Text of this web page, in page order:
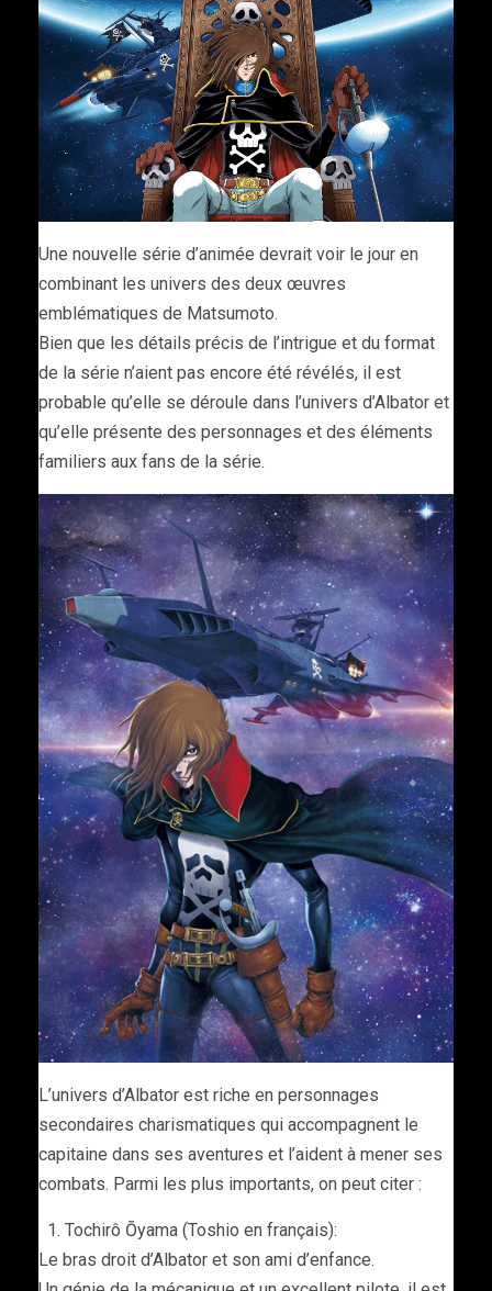
Une nouvelle série d’animée devrait voir le jour en
combinant les univers des deux œuvres
emblématiques de Matsumoto.
Bien que les détails précis de l’intrigue et du format
de la série n’aient pas encore été révélés, il est
probable qu’elle se déroule dans l’univers d’Albator et
qu’elle présente des personnages et des éléments
familiers aux fans de la série.
L’univers d’Albator est riche en personnages
secondaires charismatiques qui accompagnent le
capitaine dans ses aventures et l’aident à mener ses
combats. Parmi les plus importants, on peut citer :
Tochirô Ōyama (Toshio en français):
Le bras droit d’Albator et son ami d’enfance.